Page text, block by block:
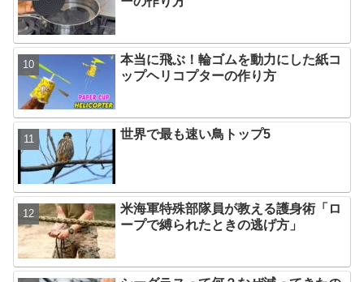
本当に飛ぶ！輪ゴムを動力にした紙コ
ップヘリコプターの作り方
世界で最も速い鳥トップ5
米海軍特殊部隊員が教える護身術「ロ
ープで縛られたときの逃げ方」